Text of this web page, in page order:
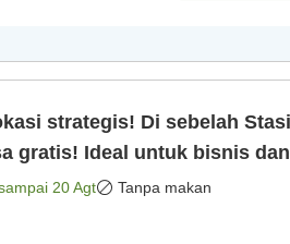
strategis! Di sebelah
gratis! Ideal untuk bisnis
20 Agt Tanpa makan